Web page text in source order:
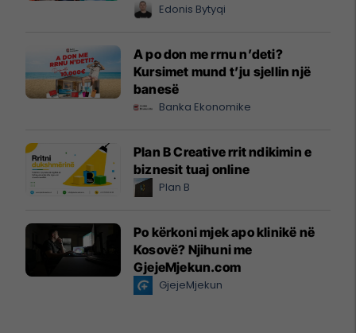
Edonis Bytyqi
A po don me rrnu n’deti?
Kursimet mund t’ju sjellin një
banesë
Banka Ekonomike
Plan B Creative rrit ndikimin e
biznesit tuaj online
Plan B
Po kërkoni mjek apo klinikë në
Kosovë? Njihuni me
GjejeMjekun.com
GjejeMjekun